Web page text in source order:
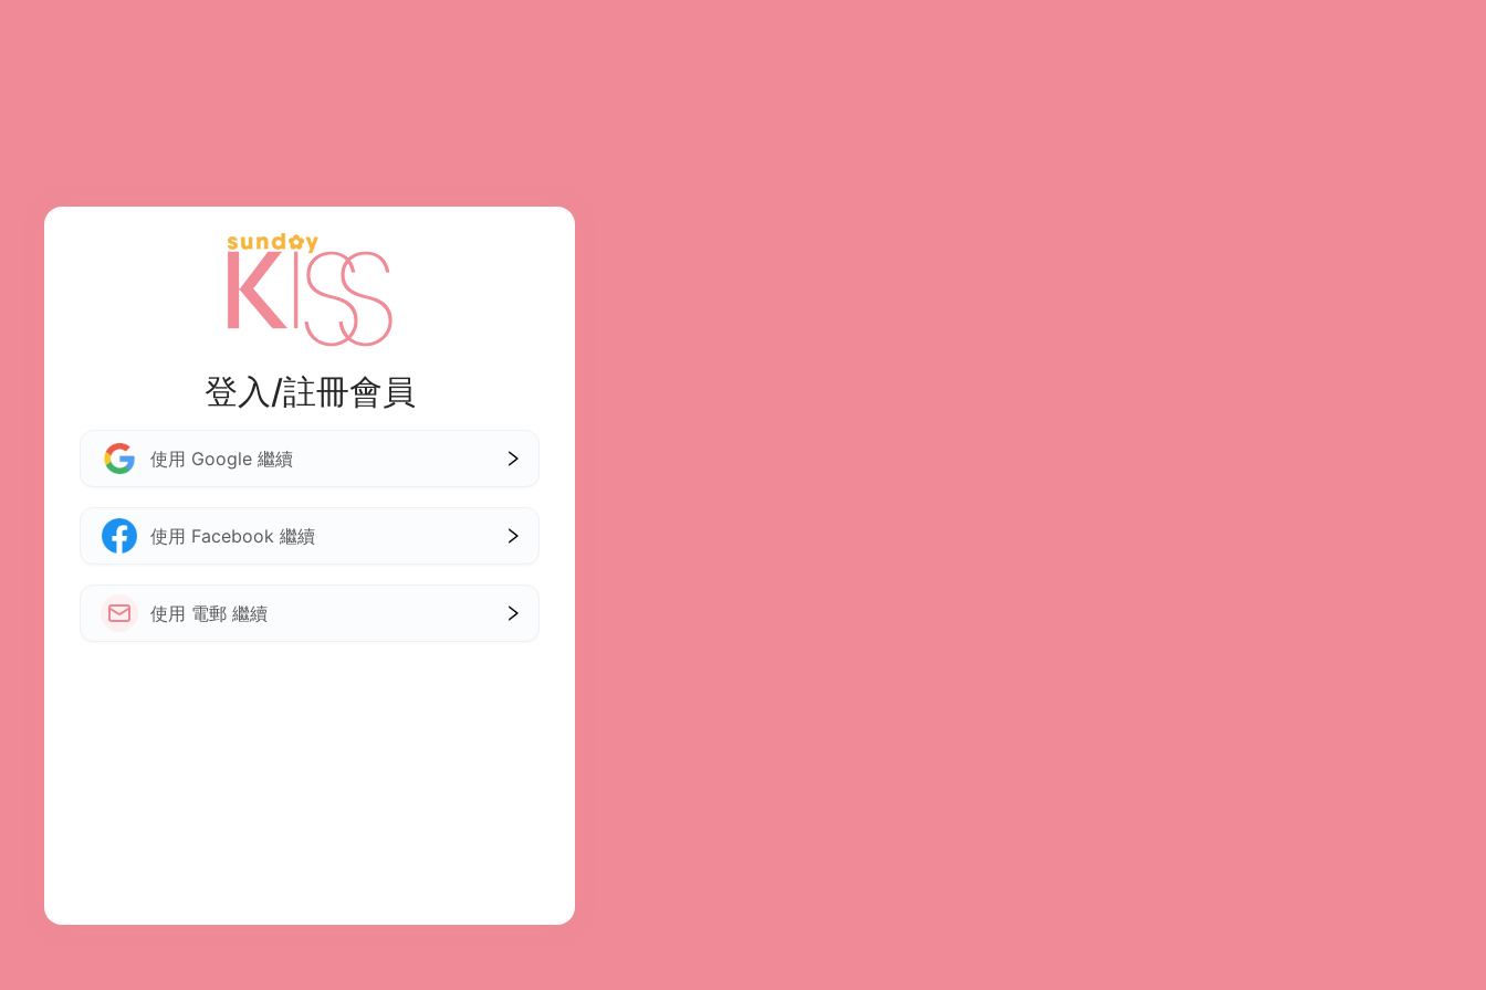
登入/註冊會員
使用 Google 繼續
使用 Facebook 繼續
使用 電郵 繼續